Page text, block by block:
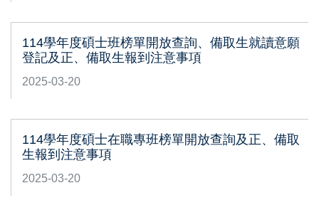
114學年度碩士班榜單開放查詢、備取生就讀意願
登記及正、備取生報到注意事項
2025-03-20
114學年度碩士在職專班榜單開放查詢及正、備取
生報到注意事項
2025-03-20